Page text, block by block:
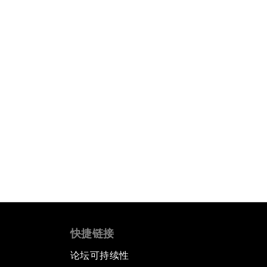
快捷链接
论坛可持续性